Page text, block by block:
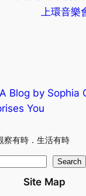
上環音樂
Blog by Sophia
You
察有時．生活有時
Search
Site Map